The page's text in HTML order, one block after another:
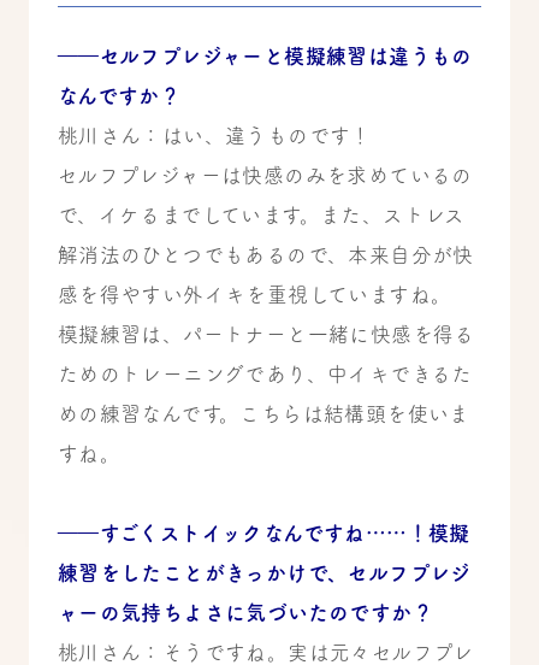
――セルフプレジャーと模擬練習は違うもの
なんですか？
桃川さん：はい、違うものです！
セルフプレジャーは快感のみを求めているの
で、イケるまでしています。また、ストレス
解消法のひとつでもあるので、本来自分が快
感を得やすい外イキを重視していますね。
模擬練習は、パートナーと一緒に快感を得る
ためのトレーニングであり、中イキできるた
めの練習なんです。こちらは結構頭を使いま
すね。
――すごくストイックなんですね……！模擬
練習をしたことがきっかけで、セルフプレジ
ャーの気持ちよさに気づいたのですか？
桃川さん：そうですね。実は元々セルフプレ